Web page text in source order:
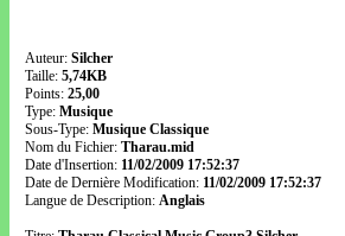
Auteur: Silcher
Taille: 5,74KB
Points: 25,00
Type: Musique
Sous-Type: Musique Classique
Nom du Fichier: Tharau.mid
Date d'Insertion: 11/02/2009 17:52:37
Date de Dernière Modification: 11/02/2009 17:52:37
Langue de Description: Anglais